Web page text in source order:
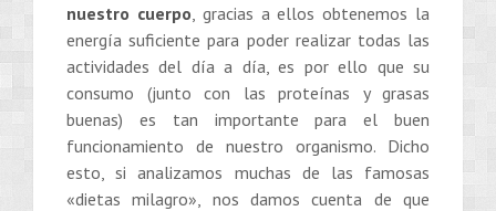
nuestro cuerpo , gracias a ellos obtenemos la
energía suficiente para poder realizar todas las
actividades del día a día, es por ello que su
consumo (junto con las proteínas y grasas
buenas) es tan importante para el buen
funcionamiento de nuestro organismo. Dicho
esto, si analizamos muchas de las famosas
«dietas milagro», nos damos cuenta de que